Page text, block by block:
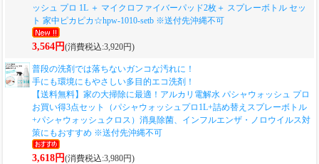
ッシュ プロ 1L ＋ マイクロファイバーパッド2枚＋ スプレーボトル セッ
ト 家中ピカピカ☆hpw-1010-setb ※送付先沖縄不可
3,564円(消費税込:3,920円)
普段の洗剤では落ちないガンコな汚れに！
手にも環境にもやさしい多目的エコ洗剤！
【送料無料】家の大掃除に最適！アルカリ電解水 パシャウォッシュ プロ
お買い得3点セット（パシャウォッシュプロ1L+詰め替えスプレーボトル
+パシャウォッシュクロス）消臭除菌、インフルエンザ・ノロウイルス対
策にもおすすめ ※送付先沖縄不可
3,618円(消費税込:3,980円)